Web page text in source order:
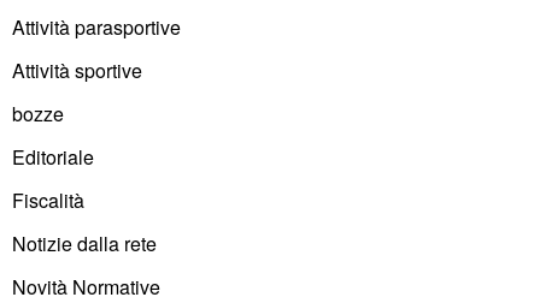
Attività parasportive
Attività sportive
bozze
Editoriale
Fiscalità
Notizie dalla rete
Novità Normative